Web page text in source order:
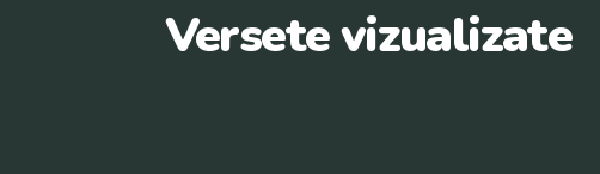
Versete vizualizate